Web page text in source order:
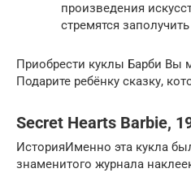
произведения
стремятся
Приобрести куклы Барби Вы
Подарите ребёнку сказку,
Secret Hearts Barbie,
ИсторияИменно эта кукла
знаменитого журнала